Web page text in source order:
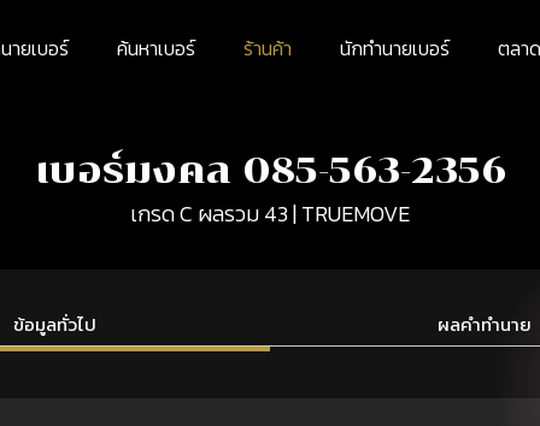
ายเบอร์ ค้นหาเบอร์ ร้านค้า นักทำนายเบอร์ ตลา
เบอร์มงคล 085-563-2356
เกรด C ผลรวม 43 | TRUEMOVE
ข้อมูลทั่วไป ผลคำทำนาย